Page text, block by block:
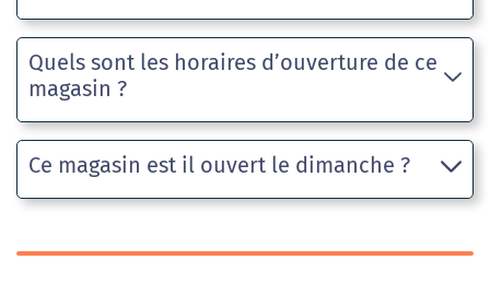
Quels sont les horaires d’ouverture de ce
magasin ?
Ce magasin est il ouvert le dimanche ?